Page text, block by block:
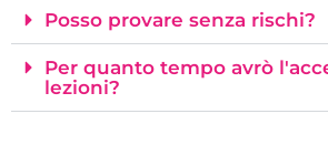
Posso provare senza rischi?
Per quanto tempo avrò
lezioni?